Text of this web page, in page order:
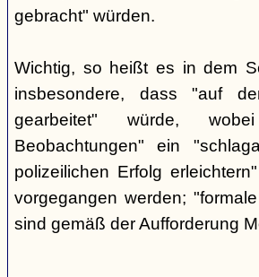
gebracht" würden.
Wichtig, so heißt es in dem
insbesondere, dass "auf
gearbeitet" würde,
Beobachtungen" ein
polizeilichen Erfolg
vorgegangen werden;
sind gemäß der Aufforderung